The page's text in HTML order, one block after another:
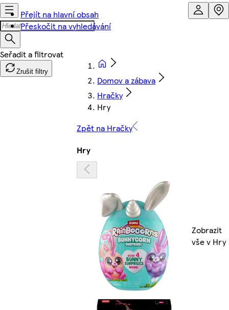
Přejít na hlavní obsah
Přeskočit na vyhledávání
Zrušit filtry
Domov a zábava
Hračky
Hry
Zpět na Hračky
Hry
Zobrazit
vše v Hry